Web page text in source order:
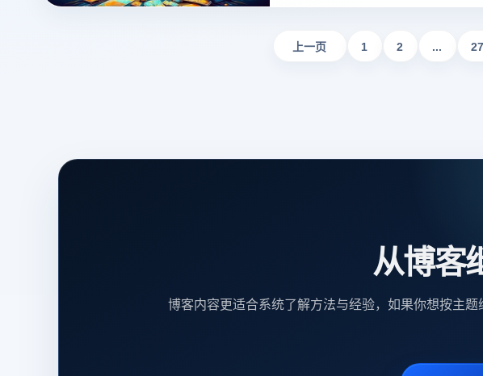
们将讨论一些方案和技巧，以帮助用户降
励。
上一页 1 2 ...
从博客
博客内容更适合系统了解方法与经验，如果你想按主